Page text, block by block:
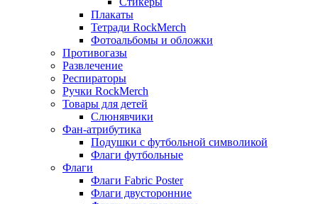
Плакаты
Тетради RockMerch
Фотоальбомы и обложки
Противогазы
Развлечение
Респираторы
Ручки RockMerch
Товары для детей
Слюнявчики
Фан-атрибутика
Подушки с футбольной символикой
Флаги футбольные
Флаги
Флаги Fabric Poster
Флаги двусторонние